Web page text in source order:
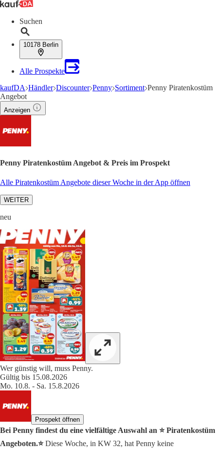
Suchen
10178 Berlin
Alle Prospekte
kaufDA Händler Discounter Penny Sortiment Penny Piratenkostüm
Angebot
Anzeigen
Penny Piratenkostüm Angebot & Preis im Prospekt
Alle Piratenkostüm Angebote dieser Woche in der App öffnen
WEITER
neu
Wer günstig will, muss Penny.
Gültig bis 15.08.2026
Mo. 10.8. - Sa. 15.8.2026
Prospekt öffnen
Bei Penny findest du eine vielfältige Auswahl an ⭐️ Piratenkostüm
Angeboten.⭐️Diese Woche, in KW 32, hat Penny keine